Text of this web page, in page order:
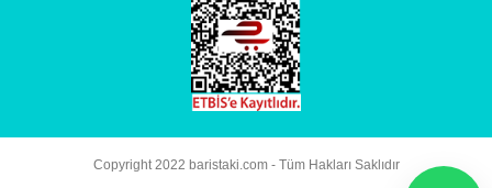
Copyright 2022 baristaki.com - Tüm Hakları Saklıdır